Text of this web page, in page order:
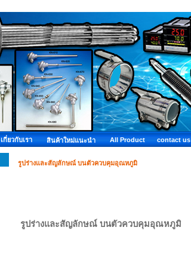
เกี่ยวกับเรา สินค้าใหม่แนะนำ All Product contact us
รูปร่างและสัญลักษณ์ บนตัวควบคุมอุณหภูมิ
รูปร่างและสัญลักษณ์ บนตัวควบคุมอุณหภูมิ